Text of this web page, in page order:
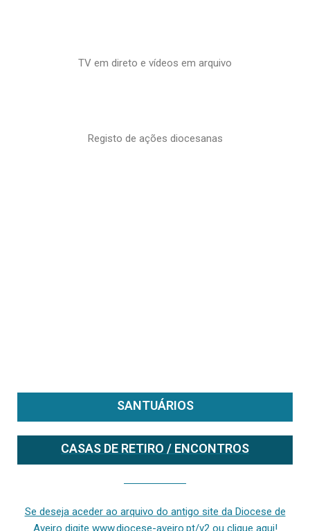
TV em direto e vídeos em arquivo
Registo de ações diocesanas
SANTUÁRIOS
CASAS DE RETIRO / ENCONTROS
Se deseja aceder ao arquivo do antigo site da Diocese de
Aveiro digite www.diocese-aveiro.pt/v2 ou clique aqui!